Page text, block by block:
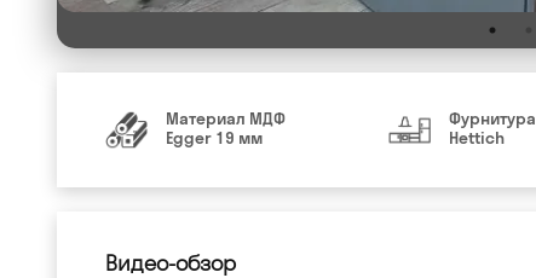
Материал МДФ
Egger 19 мм
Фурнитура
Hettich
Видео-обзор